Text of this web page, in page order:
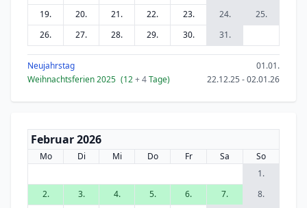
19.
20. 21. 22. 23. 24.
25.
26.
27. 28. 29. 30. 31.
Neujahrstag
01.01.
Weihnachtsferien 2025 (12+ 4Tage) 22.12.25 - 02.01.26
Februar 2026
Mo Di Mi Do Fr Sa
So
1.
2.
3. 4. 5. 6. 7.
8.